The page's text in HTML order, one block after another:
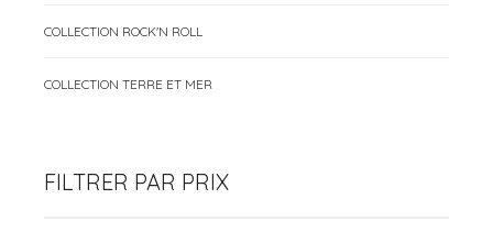
COLLECTION ROCK'N ROLL
COLLECTION TERRE ET MER
FILTRER PAR PRIX